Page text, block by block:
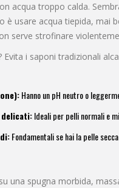
acqua troppo calda.
è usare acqua tiepida, mai
serve strofinare
i saponi tradizionali
Hanno un pH neutro o
Ideali per pelli normali e
Fondamentali se hai la pelle
una spugna morbida,